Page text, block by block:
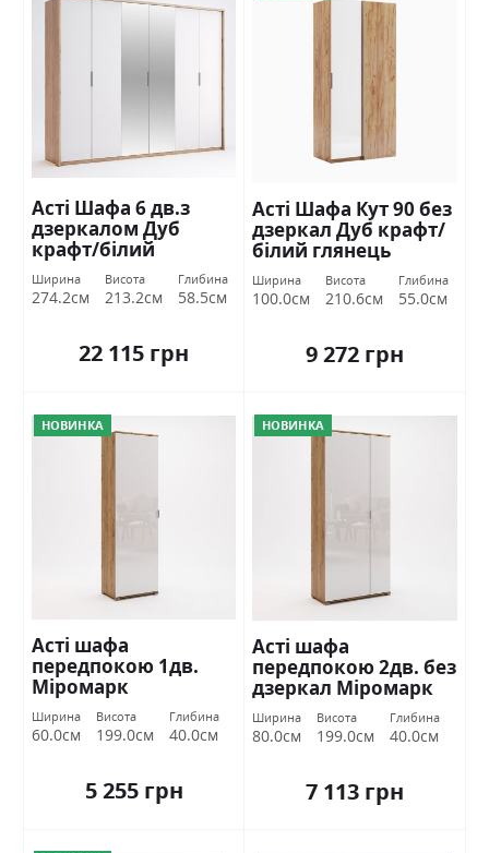
Асті Шафа 6 дв.з
дзеркалом Дуб
крафт/білий
глянець Міромарк
Ширина
274.2см
Висота
213.2см
Глибина
58.5см
22 115 грн
Асті Шафа Кут 90 без
дзеркал Дуб крафт/
білий глянець
Міромарк
Ширина
100.0см
Висота
210.6см
Глибина
55.0см
9 272 грн
НОВИНКА
Асті шафа
передпокою 1дв.
Міромарк
Ширина
60.0см
Висота
199.0см
Глибина
40.0см
5 255 грн
НОВИНКА
Асті шафа
передпокою 2дв. без
дзеркал Міромарк
Ширина
80.0см
Висота
199.0см
Глибина
40.0см
7 113 грн